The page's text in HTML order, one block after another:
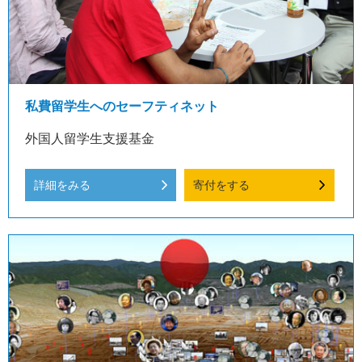
私費留学生へのセーフティネット
外国人留学生支援基金
詳細をみる 寄付をする